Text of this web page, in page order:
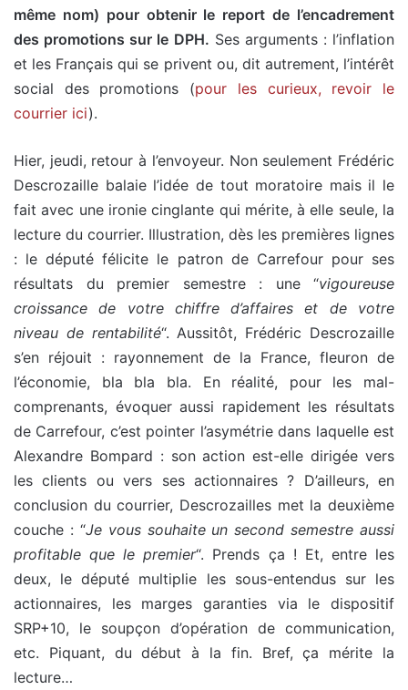
même nom) pour obtenir le report de l’encadrement
des promotions sur le DPH. Ses arguments : l’inflation
et les Français qui se privent ou, dit autrement, l’intérêt
social des promotions (pour les curieux, revoir le
courrier ici).
Hier, jeudi, retour à l’envoyeur. Non seulement Frédéric
Descrozaille balaie l’idée de tout moratoire mais il le
fait avec une ironie cinglante qui mérite, à elle seule, la
lecture du courrier. Illustration, dès les premières lignes
: le député félicite le patron de Carrefour pour ses
résultats du premier semestre : une “vigoureuse
croissance de votre chiffre d’affaires et de votre
niveau de rentabilité“. Aussitôt, Frédéric Descrozaille
s’en réjouit : rayonnement de la France, fleuron de
l’économie, bla bla bla. En réalité, pour les mal-
comprenants, évoquer aussi rapidement les résultats
de Carrefour, c’est pointer l’asymétrie dans laquelle est
Alexandre Bompard : son action est-elle dirigée vers
les clients ou vers ses actionnaires ? D’ailleurs, en
conclusion du courrier, Descrozailles met la deuxième
couche : “Je vous souhaite un second semestre aussi
profitable que le premier“. Prends ça ! Et, entre les
deux, le député multiplie les sous-entendus sur les
actionnaires, les marges garanties via le dispositif
SRP+10, le soupçon d’opération de communication,
etc. Piquant, du début à la fin. Bref, ça mérite la
lecture…